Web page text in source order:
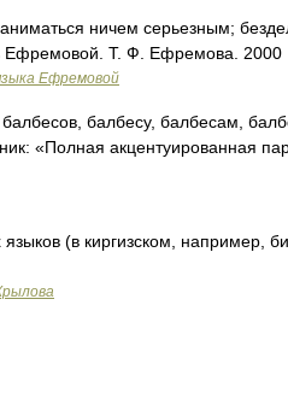
ничем серьезным;
Ефремовой. Т. Ф. Ефремова. 2000
Ефремовой
балбесу, балбесам,
«Полная акцентуированная
(в киргизском, например,